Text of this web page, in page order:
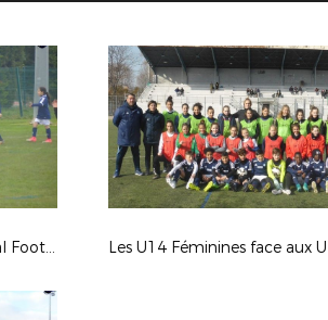
Finale Départementale du Festival Foot U13